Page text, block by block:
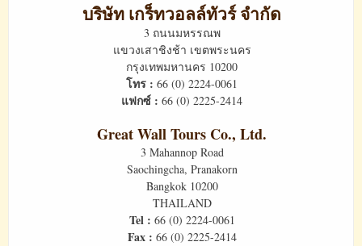
บริษัท เกร็ทวอลล์ทัวร์ จำกัด
3 ถนนมหรรณพ
แขวงเสาชิงช้า เขตพระนคร
กรุงเทพมหานคร 10200
โทร : 66 (0) 2224-0061
แฟกซ์ : 66 (0) 2225-2414
Great Wall Tours Co., Ltd.
3 Mahannop Road
Saochingcha, Pranakorn
Bangkok 10200
THAILAND
Tel : 66 (0) 2224-0061
Fax : 66 (0) 2225-2414